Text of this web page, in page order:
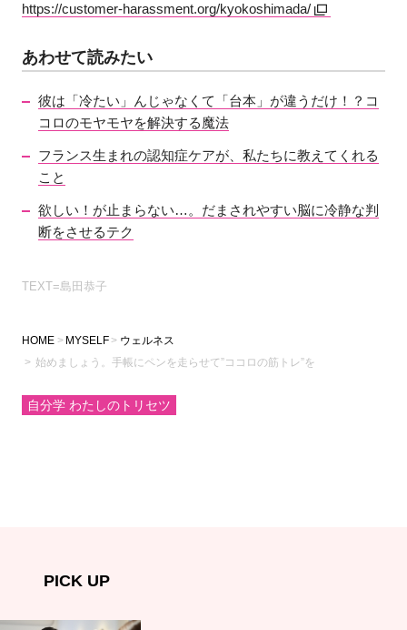
https://customer-harassment.org/kyokoshimada/
あわせて読みたい
彼は「冷たい」んじゃなくて「台本」が違うだけ！？コ
コロのモヤモヤを解決する魔法
フランス生まれの認知症ケアが、私たちに教えてくれる
こと
欲しい！が止まらない…。だまされやすい脳に冷静な判
断をさせるテク
TEXT=島田恭子
HOME MYSELF
ウェルネス
始めましょう。手帳にペンを走らせて”ココロの筋トレ”を
自分学 わたしのトリセツ
PICK UP